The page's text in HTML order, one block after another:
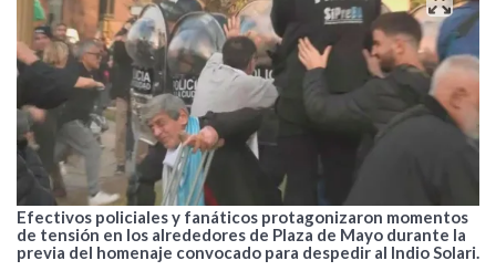
Efectivos policiales y fanáticos protagonizaron momentos
de tensión en los alrededores de Plaza de Mayo durante la
previa del homenaje convocado para despedir al Indio Solari.